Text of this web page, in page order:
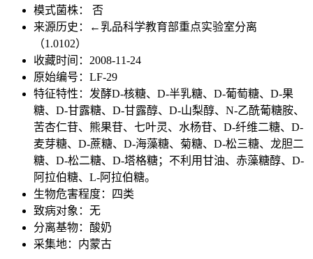
模式菌株： 否
来源历史：←乳品科学教育部重点实验室分离
（1.0102）
收藏时间：2008-11-24
原始编号：LF-29
特征特性：发酵D-核糖、D-半乳糖、D-葡萄糖、D-果
糖、D-甘露糖、D-甘露醇、D-山梨醇、N-乙酰葡糖胺、
苦杏仁苷、熊果苷、七叶灵、水杨苷、D-纤维二糖、D-
麦芽糖、D-蔗糖、D-海藻糖、菊糖、D-松三糖、龙胆二
糖、D-松二糖、D-塔格糖；不利用甘油、赤藻糖醇、D-
阿拉伯糖、L-阿拉伯糖。
生物危害程度：四类
致病对象：无
分离基物：酸奶
采集地：内蒙古